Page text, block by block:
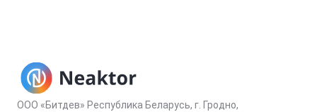
ООО «Битдев» Республика Беларусь, г. Гродно,